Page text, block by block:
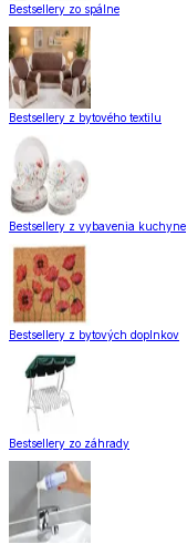
Bestsellery zo spálne
Bestsellery z bytového textilu
Bestsellery z vybavenia kuchyne
Bestsellery z bytových doplnkov
Bestsellery zo záhrady